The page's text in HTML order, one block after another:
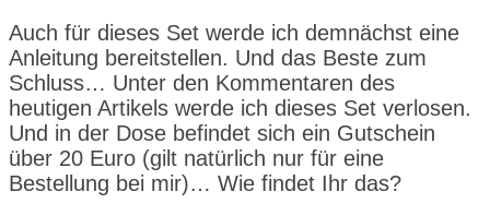
Auch für dieses Set werde ich demnächst eine
Anleitung bereitstellen. Und das Beste zum
Schluss… Unter den Kommentaren des
heutigen Artikels werde ich dieses Set verlosen.
Und in der Dose befindet sich ein Gutschein
über 20 Euro (gilt natürlich nur für eine
Bestellung bei mir)… Wie findet Ihr das?